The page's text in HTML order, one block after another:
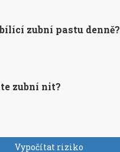
zubní pastu denně?
zubní nit?
Vypočítat riziko